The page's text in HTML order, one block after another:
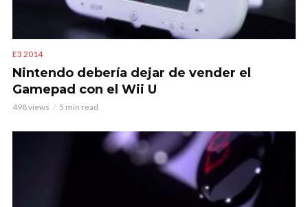
E3 2014
Nintendo debería dejar de vender el
Gamepad con el Wii U
498 views 5 min read